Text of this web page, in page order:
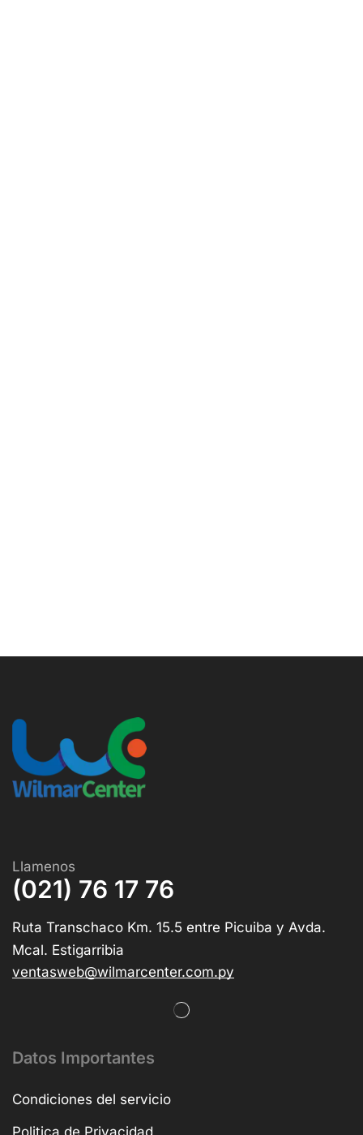
Llamenos
(021) 76 17 76
Ruta Transchaco Km. 15.5 entre Picuiba y Avda.
Mcal. Estigarribia
ventasweb@wilmarcenter.com.py
Datos Importantes
Condiciones del servicio
Politica de Privacidad